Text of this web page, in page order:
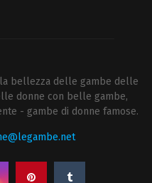
bellezza delle gambe delle
donne con belle gambe,
- gambe di donne famose.